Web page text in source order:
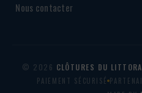
Nous contacter
© 2026 CLÔTURES DU
PAIEMENT SÉCURISÉ